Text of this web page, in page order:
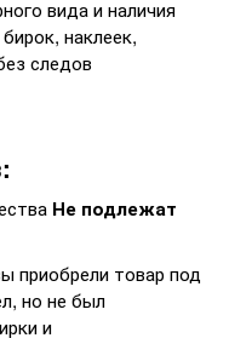
вида и наличия
наклеек,
следов
Не подлежат
приобрели товар под
но не был
и